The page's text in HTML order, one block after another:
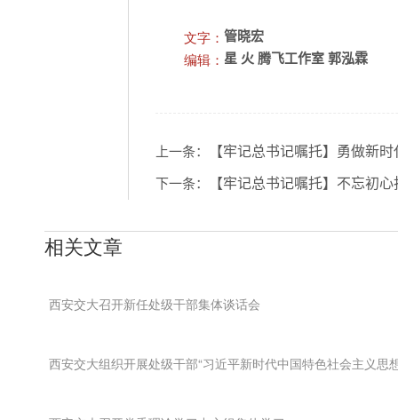
文字： 管晓宏
编辑： 星 火 腾飞工作室 郭泓霖
上一条： 【牢记总书记嘱托】勇做新
下一条： 【牢记总书记嘱托】不忘初
相关文章
西安交大召开新任处级干部集体谈话会
西安交大组织开展处级干部“习近平新时代中国特色社会主义思